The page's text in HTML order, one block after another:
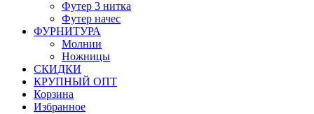
Футер 3 нитка
Футер начес
ФУРНИТУРА
Молнии
Ножницы
СКИДКИ
КРУПНЫЙ ОПТ
Корзина
Избранное